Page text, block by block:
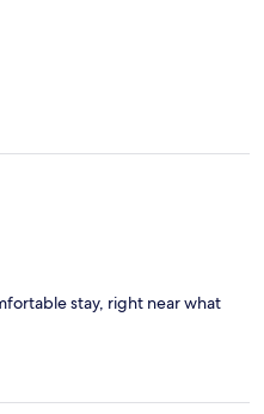
stay, right near what